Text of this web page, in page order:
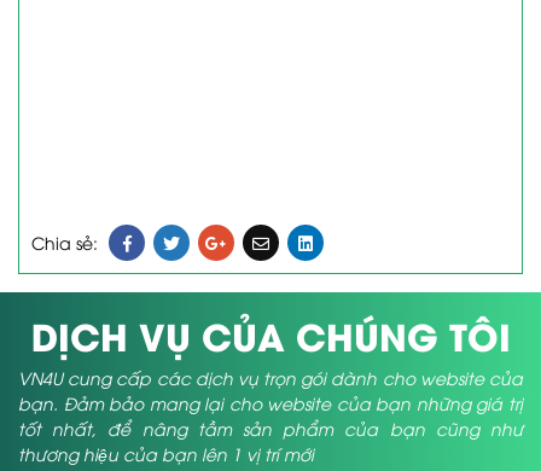
Chia sẻ:
DỊCH VỤ CỦA CHÚNG TÔI
VN4U cung cấp các dịch vụ trọn gói dành cho website của
bạn. Đảm bảo mang lại cho website của bạn những giá trị
tốt nhất, để nâng tầm sản phẩm của bạn cũng như
thương hiệu của bạn lên 1 vị trí mới